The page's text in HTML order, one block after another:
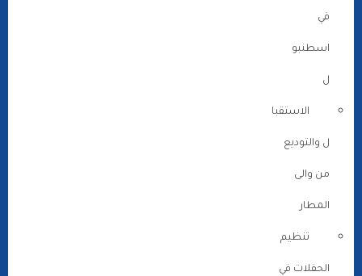
في
اسطنبو
ل
الاستقبا
ل والتوديع
من والى
المطار
تنظيم
الحفلات في